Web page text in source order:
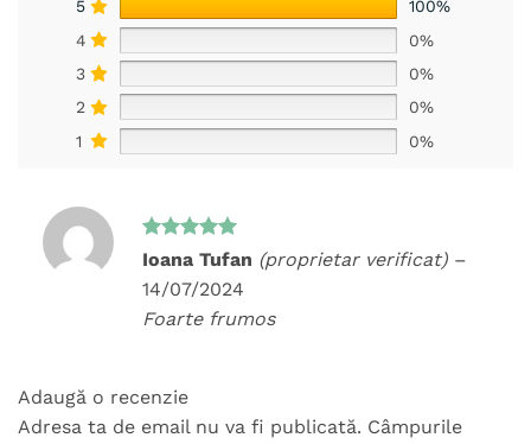
5
100%
4
0%
3
0%
2
0%
1
0%
Evaluat la
Ioana Tufan (proprietar verificat) –
14/07/2024
Foarte frumos
Adaugă o recenzie
Adresa ta de email nu va fi publicată. Câmpurile